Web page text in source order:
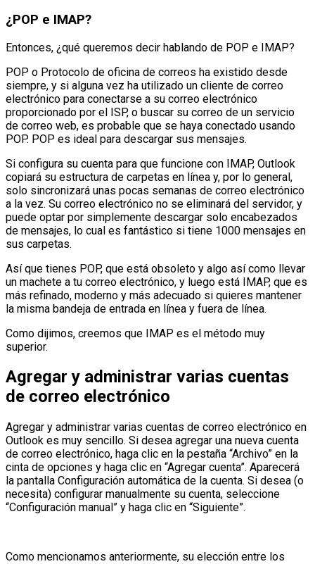
¿POP e IMAP?
Entonces, ¿qué queremos decir hablando de POP e IMAP?
POP o Protocolo de oficina de correos ha existido desde
siempre, y si alguna vez ha utilizado un cliente de correo
electrónico para conectarse a su correo electrónico
proporcionado por el ISP, o buscar su correo de un servicio
de correo web, es probable que se haya conectado usando
POP. POP es ideal para descargar sus mensajes.
Si configura su cuenta para que funcione con IMAP, Outlook
copiará su estructura de carpetas en línea y, por lo general,
solo sincronizará unas pocas semanas de correo electrónico
a la vez. Su correo electrónico no se eliminará del servidor, y
puede optar por simplemente descargar solo encabezados
de mensajes, lo cual es fantástico si tiene 1000 mensajes en
sus carpetas.
Así que tienes POP, que está obsoleto y algo así como llevar
un machete a tu correo electrónico, y luego está IMAP, que es
más refinado, moderno y más adecuado si quieres mantener
la misma bandeja de entrada en línea y fuera de línea.
Como dijimos, creemos que IMAP es el método muy
superior.
Agregar y administrar varias cuentas
de correo electrónico
Agregar y administrar varias cuentas de correo electrónico en
Outlook es muy sencillo. Si desea agregar una nueva cuenta
de correo electrónico, haga clic en la pestaña “Archivo” en la
cinta de opciones y haga clic en “Agregar cuenta”. Aparecerá
la pantalla Configuración automática de la cuenta. Si desea (o
necesita) configurar manualmente su cuenta, seleccione
“Configuración manual” y haga clic en “Siguiente”.
Como mencionamos anteriormente, su elección entre los